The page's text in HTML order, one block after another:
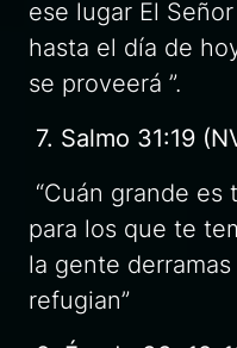
ese lugar El
hasta el día de
se proveerá ”.
7. Salmo 31:19
“Cuán grande
para los que te
la gente
refugian”